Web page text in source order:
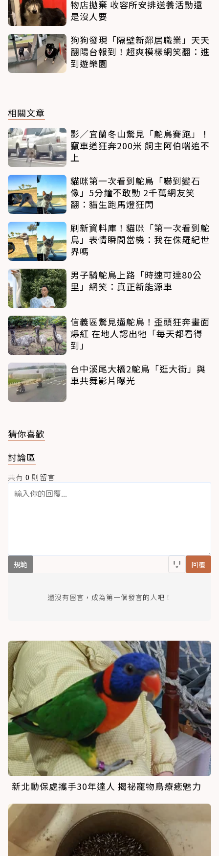
物店拋棄 收容所安排送養活動還
是沒人要
狗狗發現「隔壁新鄰居職業」天天
翻陽台報到！超爽模樣網笑翻：進
到遊樂園
相關文章
影／宜蘭冬山驚見「鴕鳥賽跑」！
竄車道狂奔200米 飼主阿伯喘追不
上
貓咪第一次看到鴕鳥「嚇到變石
像」5分鐘不敢動 2千萬網友笑
翻：貓生跑馬燈狂閃
刷新資料庫！貓咪「第一次看到鴕
鳥」表情瞬間當機：我在侏羅紀世
界嗎
男子騎鴕鳥上路「時速可達80公
里」網笑：真正新能源車
信義區驚見遛鴕鳥！歪頭狂奔畫面
爆紅 在地人認出牠「每天都看得
到」
台中溪尾大橋2鴕鳥「逛大街」與
車共舞影片曝光
猜你喜歡
討論區
共有 0 則留言
規範 回覆
還沒有留言，成為第一個發言的人吧！
新北動保處攜手30年達人 揭祕寵物鳥療癒魅力